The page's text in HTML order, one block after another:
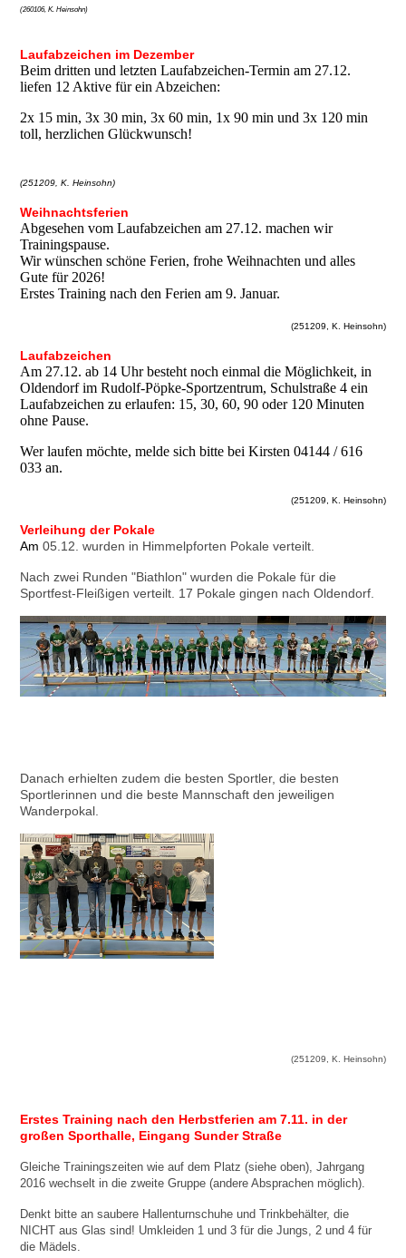
(260106, K. Heinsohn)
Laufabzeichen im Dezember
Beim dritten und letzten Laufabzeichen-Termin am 27.12.
liefen 12 Aktive für ein Abzeichen:
2x 15 min, 3x 30 min, 3x 60 min, 1x 90 min und 3x 120 min
toll, herzlichen Glückwunsch!
(251209, K. Heinsohn)
Weihnachtsferien
Abgesehen vom Laufabzeichen am 27.12. machen wir
Trainingspause.
Wir wünschen schöne Ferien, frohe Weihnachten und alles
Gute für 2026!
Erstes Training nach den Ferien am 9. Januar.
(251209, K. Heinsohn)
Laufabzeichen
Am 27.12. ab 14 Uhr besteht noch einmal die Möglichkeit, in
Oldendorf im Rudolf-Pöpke-Sportzentrum, Schulstraße 4 ein
Laufabzeichen zu erlaufen: 15, 30, 60, 90 oder 120 Minuten
ohne Pause.
Wer laufen möchte, melde sich bitte bei Kirsten 04144 / 616
033 an.
(251209, K. Heinsohn)
Verleihung der Pokale
Am 05.12. wurden in Himmelpforten Pokale verteilt.
Nach zwei Runden "Biathlon" wurden die Pokale für die
Sportfest-Fleißigen verteilt. 17 Pokale gingen nach Oldendorf.
Danach erhielten zudem die besten Sportler, die besten
Sportlerinnen und die beste Mannschaft den jeweiligen
Wanderpokal.
(251209, K. Heinsohn)
Erstes Training nach den Herbstferien am 7.11. in der
großen Sporthalle, Eingang Sunder Straße
Gleiche Trainingszeiten wie auf dem Platz (siehe oben), Jahrgang
2016 wechselt in die zweite Gruppe (andere Absprachen möglich).
Denkt bitte an saubere Hallenturnschuhe und Trinkbehälter, die
NICHT aus Glas sind! Umkleiden 1 und 3 für die Jungs, 2 und 4 für
die Mädels.